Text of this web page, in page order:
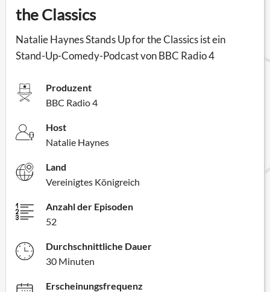
the Classics
Natalie Haynes Stands Up for the Classics ist ein
Stand-Up-Comedy-Podcast von BBC Radio 4
Produzent
BBC Radio 4
Host
Natalie Haynes
Land
Vereinigtes Königreich
Anzahl der Episoden
52
Durchschnittliche Dauer
30 Minuten
Erscheinungsfrequenz